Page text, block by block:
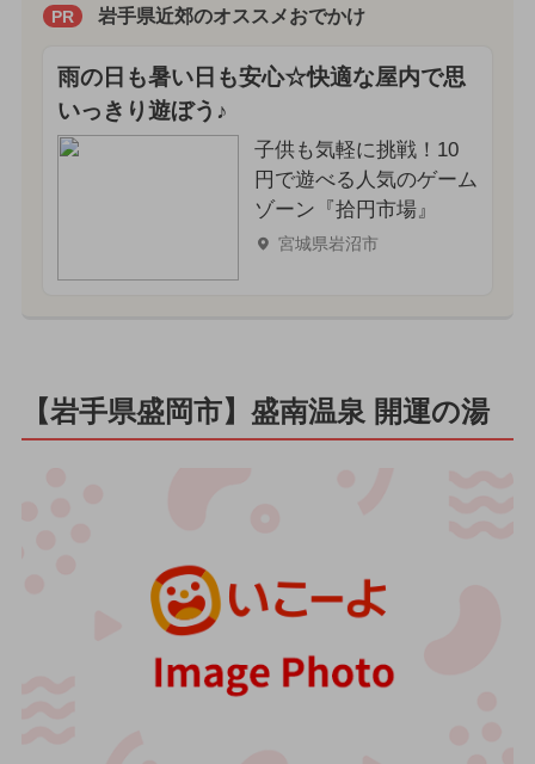
PR 岩手県近郊のオススメおでかけ
雨の日も暑い日も安心☆快適な屋内で思
いっきり遊ぼう♪
子供も気軽に挑戦！10
円で遊べる人気のゲーム
ゾーン『拾円市場』
宮城県岩沼市
【岩手県盛岡市】盛南温泉 開運の湯